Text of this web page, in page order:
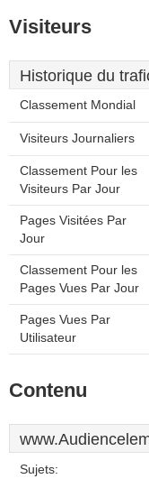
Visiteurs
Historique du
Classement Mondial
Visiteurs Journaliers
Classement Pour les
Visiteurs Par Jour
Pages Visitées Par
Jour
Classement Pour les
Pages Vues Par Jour
Pages Vues Par
Utilisateur
Contenu
Sujets: